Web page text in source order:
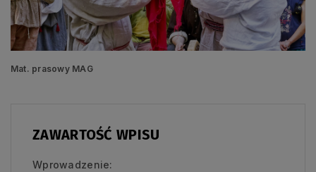
Mat. prasowy MAG
ZAWARTOŚĆ WPISU
Wprowadzenie: